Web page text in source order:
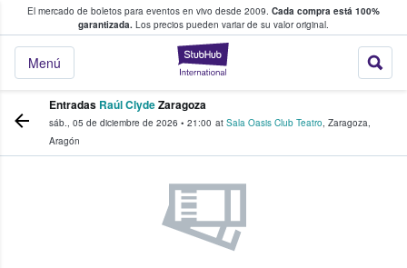
El mercado de boletos para eventos en vivo desde 2009. Cada compra está 100%
garantizada. Los precios pueden variar de su valor original.
StubHub: donde
Menú
fans compran y venden boletos
Entradas Raúl ClydeZaragoza
sáb., 05 de diciembre de 2026 • 21:00 at Sala Oasis Club Teatro, Zaragoza,
Aragón